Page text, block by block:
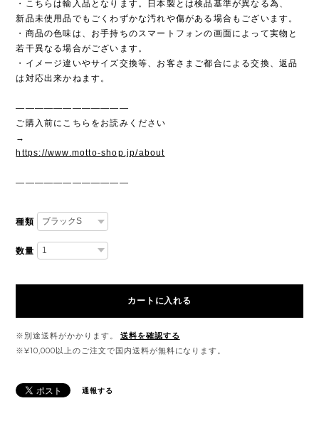
・こちらは輸入品となります。日本製とは検品基準が異なる為、
新品未使用品でもごくわずかな汚れや傷がある場合もございます。
・商品の色味は、お手持ちのスマートフォンの画面によって実物と
若干異なる場合がございます。
・イメージ違いやサイズ交換等、お客さまご都合による交換、返品
は対応出来かねます。
————————————
ご購入前にこちらをお読みください
→
https://www.motto-shop.jp/about
————————————
種類
数量
カートに入れる
※別途送料がかかります。
送料を確認する
※¥10,000以上のご注文で国内送料が無料になります。
通報する